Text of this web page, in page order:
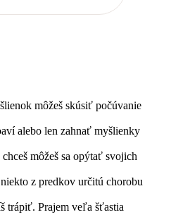
môžeš skúsiť počúvanie
alebo len zahnať myšlienky
môžeš sa opýtať svojich
z predkov určitú chorobu
trápiť. Prajem veľa šťastia